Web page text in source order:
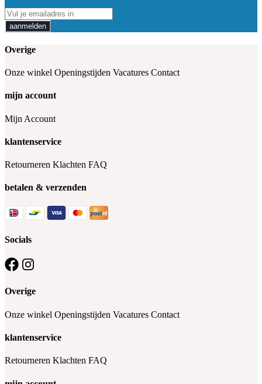
aanmelden
Overige
Onze winkel Openingstijden Vacatures Contact
mijn account
Mijn Account
klantenservice
Retourneren Klachten FAQ
betalen & verzenden
Socials
Overige
Onze winkel Openingstijden Vacatures Contact
klantenservice
Retourneren Klachten FAQ